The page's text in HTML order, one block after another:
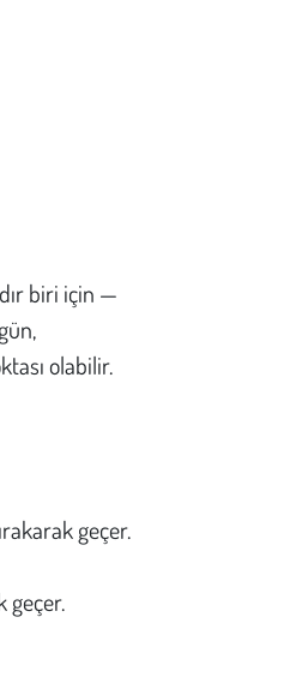
biri için —
olabilir.
geçer.
geçer.